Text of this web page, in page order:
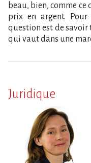
beau, bien, comme
prix en argent.
question est de savoir
qui vaut dans une
Juridique